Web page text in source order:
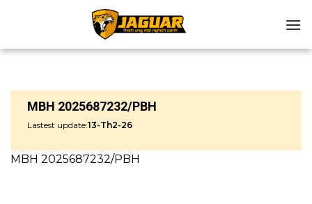
MBH 2025687232/PBH
Lastest update:13-Th2-26
MBH 2025687232/PBH